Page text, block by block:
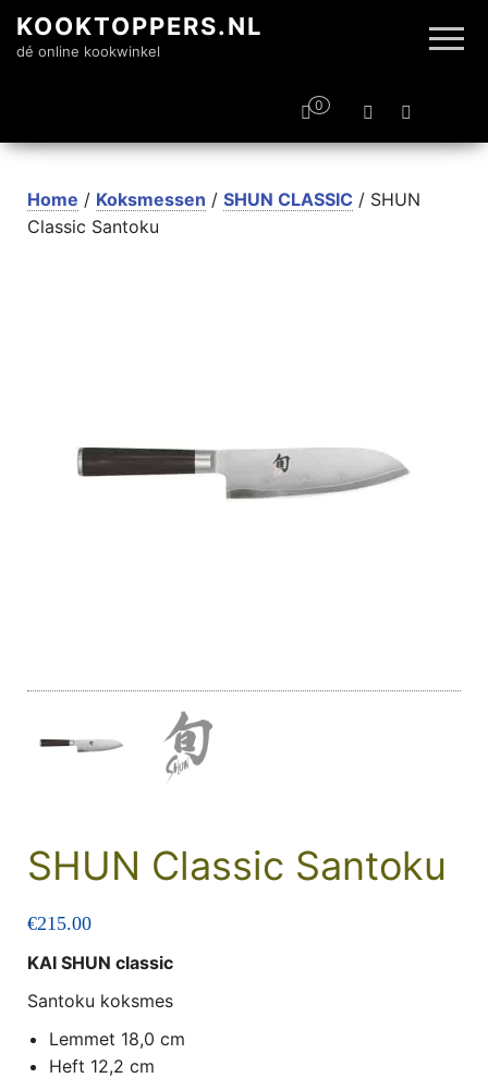
KOOKTOPPERS.NL
dé online kookwinkel
0
Home / Koksmessen / SHUN CLASSIC / SHUN
Classic Santoku
SHUN Classic Santoku
€215.00
KAI SHUN classic
Santoku koksmes
Lemmet 18,0 cm
Heft 12,2 cm